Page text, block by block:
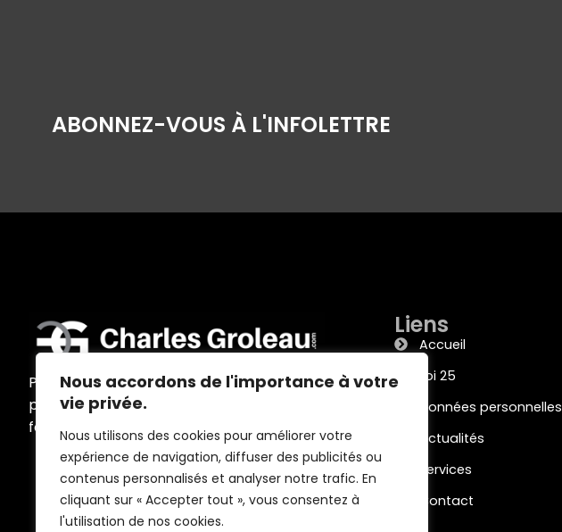
Nous accordons de l'importance à votre
vie privée.
Nous utilisons des cookies pour améliorer votre
expérience de navigation, diffuser des publicités ou
contenus personnalisés et analyser notre trafic. En
cliquant sur « Accepter tout », vous consentez à
l'utilisation de nos cookies.
ABONNEZ-VOUS À L'INFOLETTRE
Programmes d’accompagnement
personnalisés, ateliers, conférences,
formations et outils sur mesure
Liens
Accueil
Loi 25
Données personnelles
Actualités
Services
Contact